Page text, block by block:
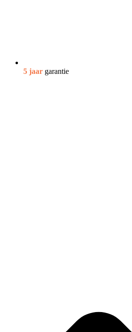
5 jaar garantie